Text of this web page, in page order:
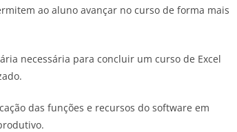
ao aluno avançar no curso de forma mais
necessária para concluir um curso de Excel
das funções e recursos do software em